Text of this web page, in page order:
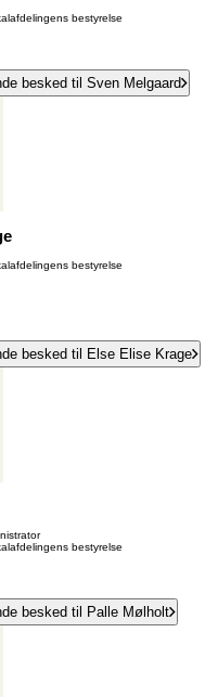
bestyrelse
besked til Sven Melgaard
bestyrelse
besked til Else Elise Krage
bestyrelse
besked til Palle Mølholt